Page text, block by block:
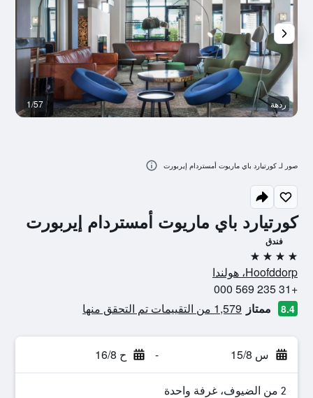
كورتيارد باي ماريوت أمستردام إيربورت
فندق
4 نجوم
Hoofddorp، هولندا
+31 235 569 000
8.4 ممتاز 1,579 من التقييمات تم التحقق منها
س 15/8 - ح 16/8
2 من الضيوف، غرفة واحدة
ردهة 1/57
صور لـ كورتيارد باي ماريوت أمستردام إيربورت